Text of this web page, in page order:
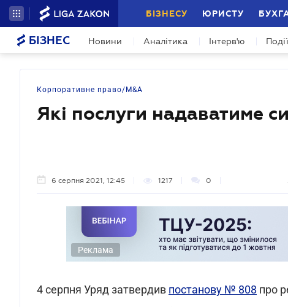
БІЗНЕСУ ЮРИСТУ
БІЗНЕС Новини Аналітика Інтерв'ю Події
Корпоративне право/M&A
Які послуги надаватиме
6 серпня 2021, 12:45 1217 0
Реклама
4 серпня Уряд затвердив постанову № 808 про